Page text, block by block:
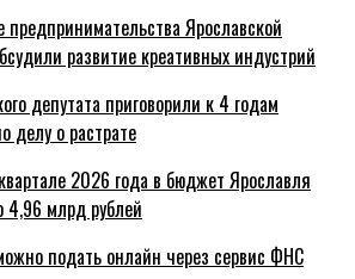
предпринимательства Ярославской
развитие креативных индустрий
депутата приговорили к 4 годам
делу о растрате
2026 года в бюджет Ярославля
4,96 млрд рублей
подать онлайн через сервис ФНС